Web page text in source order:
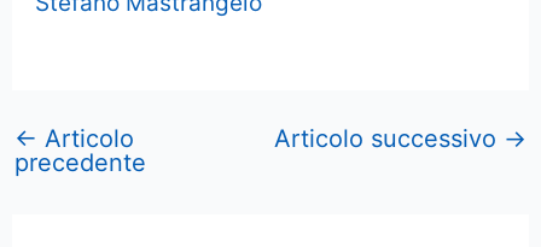
← Articolo
precedente
Articolo successivo →